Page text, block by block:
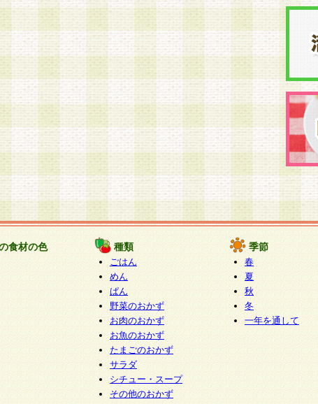
食材の色 種類
ごはん
めん
ぱん
野菜のおかず
お肉のおかず
お魚のおかず
たまごのおかず
サラダ
シチュー・スープ
その他のおかず
季節
春
夏
秋
冬
一年を通して